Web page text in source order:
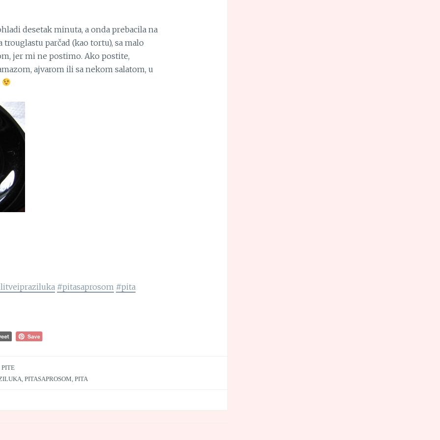
desetak minuta, a onda prebacila na
parčad (kao tortu), sa malo
jer mi ne postimo. Ako postite,
ajvarom ili sa nekom salatom, u
#pitasaprosom #pita
PITE
PITASAPROSOM PITA